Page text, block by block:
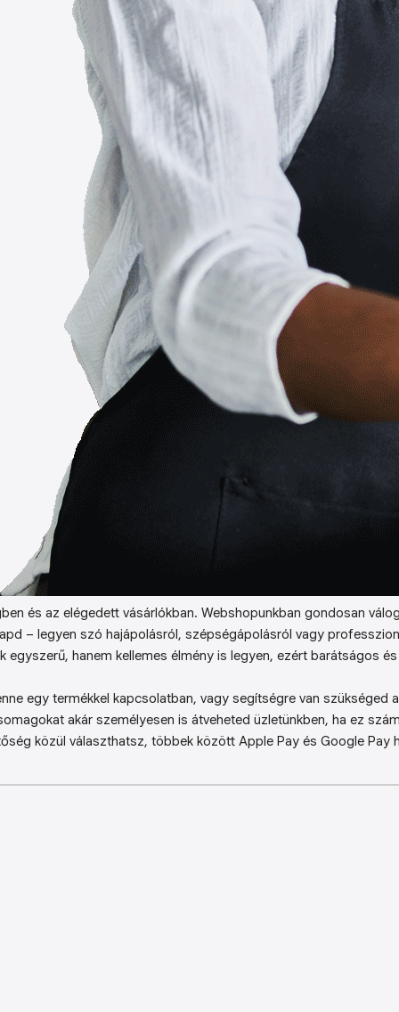
és az elégedett vásárlókban. Webshopunkban gondosan
– legyen szó hajápolásról, szépségápolásról vagy
egyszerű, hanem kellemes élmény is legyen, ezért barátságos
egy termékkel kapcsolatban, vagy segítségre van szükséged
akár személyesen is átveheted üzletünkben, ha ez
közül választhatsz, többek között Apple Pay és Google Pay